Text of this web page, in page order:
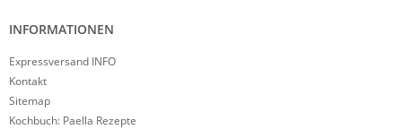
INFORMATIONEN
Expressversand INFO
Kontakt
Sitemap
Kochbuch: Paella Rezepte